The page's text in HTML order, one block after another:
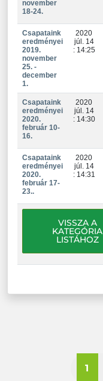
november
18-24.
Csapataink
eredményei
2019.
november
25. -
december
1.
2020
júl. 14
: 14:25
Csapataink
eredményei
2020.
február 10-
16.
2020
júl. 14
: 14:30
Csapataink
eredményei
2020.
február 17-
23..
2020
júl. 14
: 14:31
VISSZA A
KATEGÓRIA
LISTÁHOZ
1